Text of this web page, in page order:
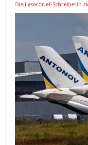
Die Leserbrief-Schreiberin